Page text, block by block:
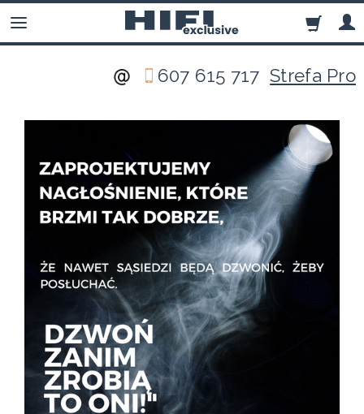
607 615 717Strefa Pro